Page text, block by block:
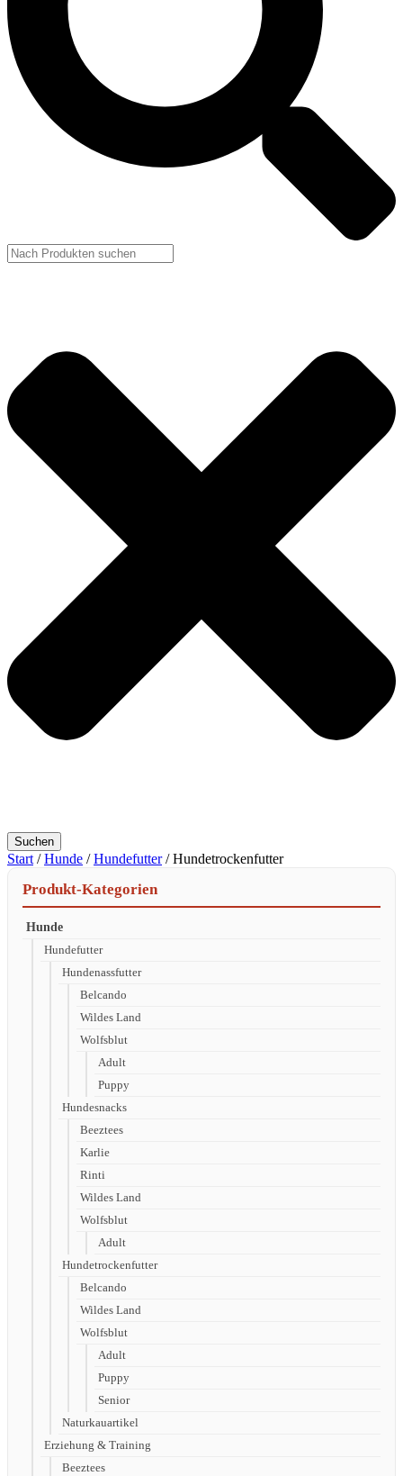
Suchen
Start /Hunde /Hundefutter/ Hundetrockenfutter
Produkt-Kategorien
Hunde
Hundefutter
Hundenassfutter
Belcando
Wildes Land
Wolfsblut
Adult
Puppy
Hundesnacks
Beeztees
Karlie
Rinti
Wildes Land
Wolfsblut
Adult
Hundetrockenfutter
Belcando
Wildes Land
Wolfsblut
Adult
Puppy
Senior
Naturkauartikel
Erziehung & Training
Beeztees